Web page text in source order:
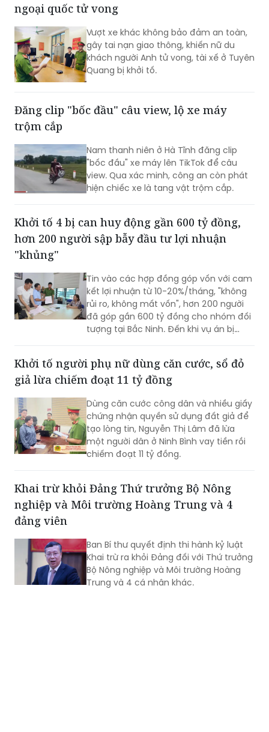
ngoại quốc tử vong
Vượt xe khác không bảo đảm an toàn,
gây tai nạn giao thông, khiến nữ du
khách người Anh tử vong, tài xế ở Tuyên
Quang bị khởi tố.
Đăng clip "bốc đầu" câu view, lộ xe máy
trộm cắp
Nam thanh niên ở Hà Tĩnh đăng clip
"bốc đầu" xe máy lên TikTok để câu
view. Qua xác minh, công an còn phát
hiện chiếc xe là tang vật trộm cắp.​
Khởi tố 4 bị can huy động gần 600 tỷ đồng,
hơn 200 người sập bẫy đầu tư lợi nhuận
"khủng"
Tin vào các hợp đồng góp vốn với cam
kết lợi nhuận từ 10-20%/tháng, "không
rủi ro, không mất vốn", hơn 200 người
đã góp gần 600 tỷ đồng cho nhóm đối
tượng tại Bắc Ninh. Đến khi vụ án bị
Khởi tố người phụ nữ dùng căn cước, sổ đỏ
giả lừa chiếm đoạt 11 tỷ đồng
Dùng căn cước công dân và nhiều giấy
chứng nhận quyền sử dụng đất giả để
tạo lòng tin, Nguyễn Thị Lâm đã lừa
một người dân ở Ninh Bình vay tiền rồi
chiếm đoạt 11 tỷ đồng.
Khai trừ khỏi Đảng Thứ trưởng Bộ Nông
nghiệp và Môi trường Hoàng Trung và 4
đảng viên
Ban Bí thư quyết định thi hành kỷ luật
Khai trừ ra khỏi Đảng đối với Thứ trưởng
Bộ Nông nghiệp và Môi trường Hoàng
Trung và 4 cá nhân khác.